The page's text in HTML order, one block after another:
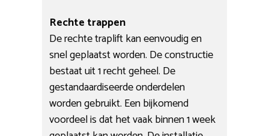
Rechte trappen
De rechte traplift kan eenvoudig en
snel geplaatst worden. De constructie
bestaat uit 1 recht geheel. De
gestandaardiseerde onderdelen
worden gebruikt. Een bijkomend
voordeel is dat het vaak binnen 1 week